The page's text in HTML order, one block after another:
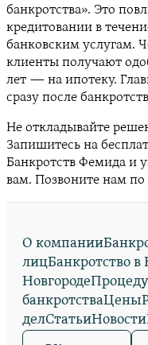
банкротства». Это
кредитовании в
банковским услугам.
клиенты получают
лет — на ипотеку.
сразу после
Не откладывайте
Запишитесь на
Банкротств Фемида и
вам. Позвоните нам
О компании
лицБанкротство
Новгороде
банкротстваЦены
делСтатьиНовости